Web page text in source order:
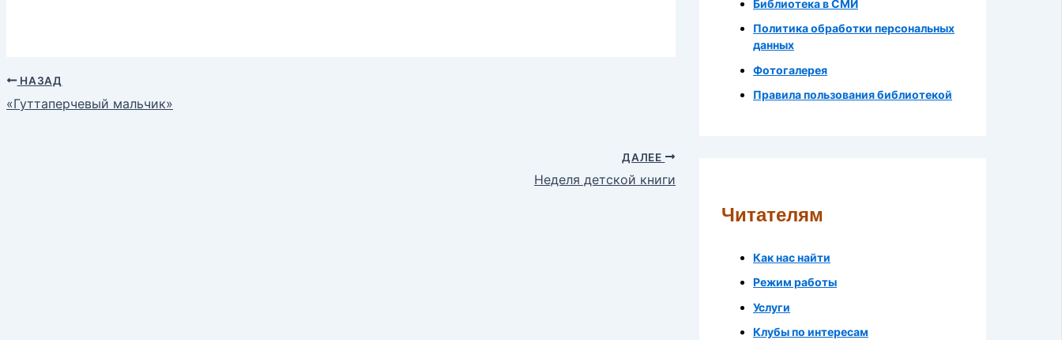
НАЗАД
«Гуттаперчевый мальчик»
ДАЛЕЕ
Неделя детской книги
Библиотека в СМИ
Политика обработки персональных
данных
Фотогалерея
Правила пользования библиотекой
Читателям
Как нас найти
Режим работы
Услуги
Клубы по интересам